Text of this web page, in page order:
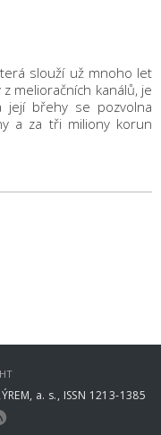
slouží už mnoho let
melioračních kanálů, je
její břehy se pozvolna
a za tři miliony korun
a. s., ISSN 1213-1385